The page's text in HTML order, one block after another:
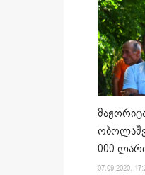
000
07.09.2020.